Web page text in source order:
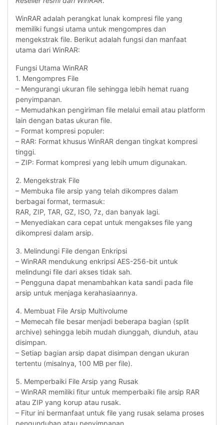
WinRAR adalah perangkat lunak kompresi file yang
memiliki fungsi utama untuk mengompres dan
mengekstrak file. Berikut adalah fungsi dan manfaat
utama dari WinRAR:
Fungsi Utama WinRAR
1. Mengompres File
– Mengurangi ukuran file sehingga lebih hemat ruang
penyimpanan.
– Memudahkan pengiriman file melalui email atau platform
lain dengan batas ukuran file.
– Format kompresi populer:
– RAR: Format khusus WinRAR dengan tingkat kompresi
tinggi.
– ZIP: Format kompresi yang lebih umum digunakan.
2. Mengekstrak File
– Membuka file arsip yang telah dikompres dalam
berbagai format, termasuk:
RAR, ZIP, TAR, GZ, ISO, 7z, dan banyak lagi.
– Menyediakan cara cepat untuk mengakses file yang
dikompresi dalam arsip.
3. Melindungi File dengan Enkripsi
– WinRAR mendukung enkripsi AES-256-bit untuk
melindungi file dari akses tidak sah.
– Pengguna dapat menambahkan kata sandi pada file
arsip untuk menjaga kerahasiaannya.
4. Membuat File Arsip Multivolume
– Memecah file besar menjadi beberapa bagian (split
archive) sehingga lebih mudah diunggah, diunduh, atau
disimpan.
– Setiap bagian arsip dapat disimpan dengan ukuran
tertentu (misalnya, 100 MB per file).
5. Memperbaiki File Arsip yang Rusak
– WinRAR memiliki fitur untuk memperbaiki file arsip RAR
atau ZIP yang korup atau rusak.
– Fitur ini bermanfaat untuk file yang rusak selama proses
pengunduhan atau penyimpanan.